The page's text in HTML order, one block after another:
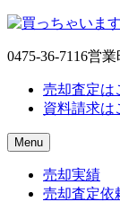
0475-36-7116営業
売却査定は
資料請求は
Menu
売却実績
売却査定依